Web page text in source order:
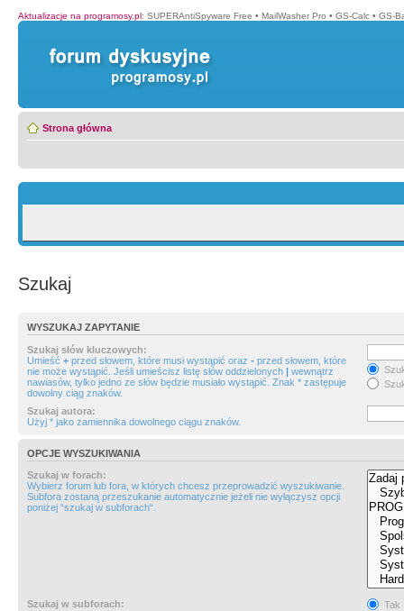
Aktualizacje na programosy.pl: SUPERAntiSpyware Free • MailWasher Pro • GS-Calc • GS-
Strona główna
Szukaj
WYSZUKAJ ZAPYTANIE
Szukaj słów kluczowych:
Umieść + przed słowem, które musi wystąpić oraz - przed słowem, które
nie może wystąpić. Jeśli umieścisz listę słów oddzielonych | wewnątrz
nawiasów, tylko jedno ze słów będzie musiało wystąpić. Znak * zastępuje
dowolny ciąg znaków.
Szukaj autora:
Użyj * jako zamiennika dowolnego ciągu znaków.
OPCJE WYSZUKIWANIA
Szukaj w forach:
Wybierz forum lub fora, w których chcesz przeprowadzić wyszukiwanie.
Subfora zostaną przeszukanie automatycznie jeżeli nie wyłączysz opcji
poniżej “szukaj w subforach“.
Szukaj w subforach:
Tak